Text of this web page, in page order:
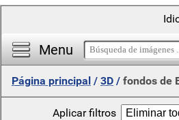
Menu
Página principal / 3D / fondos de
Aplicar filtros